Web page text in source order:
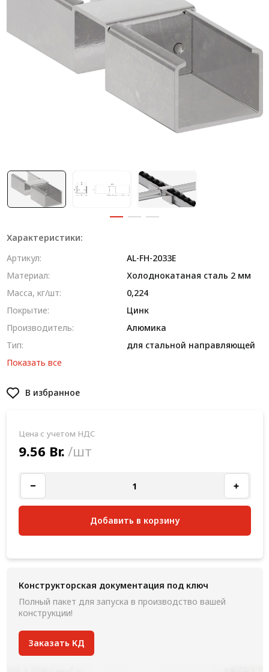
Система V-паза NEW!
Алюминиевые промышленные ограждения
Алюминиевая промышленная мебель
Профиль строительного назначения
Радиаторный алюминиевый профиль NEW!
Метрический крепеж
Конструкции из профиля
Характеристики:
Артикул:
AL-FH-2033E
Материал:
Холоднокатаная сталь 2 мм
Масса, кг/шт:
0,224
Покрытие:
Цинк
Производитель:
Алюмика
Тип:
для стальной направляющей
Показать все
В избранное
Цена с учетом НДС
9.56 Br. /шт
Добавить в корзину
Конструкторская документация под ключ
Полный пакет для запуска в производство вашей
конструкции!
Заказать КД